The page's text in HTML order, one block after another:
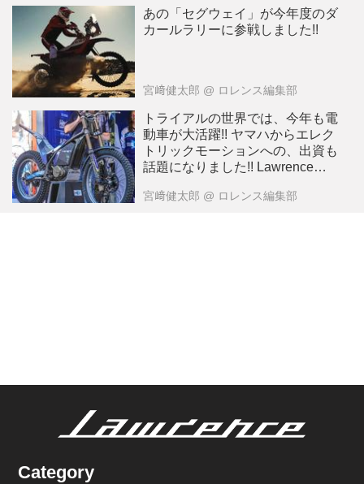
あの「セグウェイ」が今年度のダ
カールラリーに参戦しました!!
宮﨑健太郎 @ ロレンス編集部
トライアルの世界では、今年も電
動車が大活躍!! ヤマハからエレク
トリックモーションへの、出資も
話題になりました!! Lawrenceが
宮﨑健太郎 @ ロレンス編集部
Category